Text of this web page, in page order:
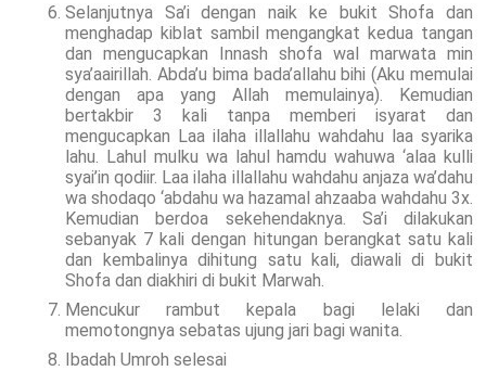
Selanjutnya Sa’i dengan naik ke bukit Shofa dan
menghadap kiblat sambil mengangkat kedua tangan
dan mengucapkan Innash shofa wal marwata min
sya’aairillah. Abda’u bima bada’allahu bihi (Aku memulai
dengan apa yang Allah memulainya). Kemudian
bertakbir 3 kali tanpa memberi isyarat dan
mengucapkan Laa ilaha illallahu wahdahu laa syarika
lahu. Lahul mulku wa lahul hamdu wahuwa ‘alaa kulli
syai’in qodiir. Laa ilaha illallahu wahdahu anjaza wa’dahu
wa shodaqo ‘abdahu wa hazamal ahzaaba wahdahu 3x.
Kemudian berdoa sekehendaknya. Sa’i dilakukan
sebanyak 7 kali dengan hitungan berangkat satu kali
dan kembalinya dihitung satu kali, diawali di bukit
Shofa dan diakhiri di bukit Marwah.
Mencukur rambut kepala bagi lelaki dan
memotongnya sebatas ujung jari bagi wanita.
Ibadah Umroh selesai